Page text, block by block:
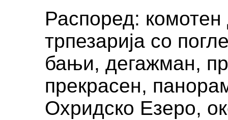
Распоред: комотен
трпезарија со
бањи, дегажман,
прекрасен,
Охридско Езеро,